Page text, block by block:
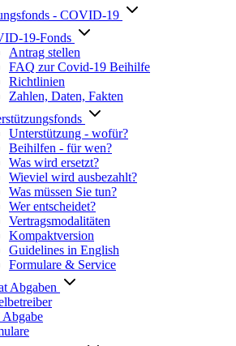
- COVID-19
19-Fonds
Antrag stellen
FAQ zur Covid-19 Beihilfe
Richtlinien
Zahlen, Daten, Fakten
Unterstützung - wofür?
Beihilfen - für wen?
Was wird ersetzt?
Wieviel wird ausbezahlt?
Was müssen Sie tun?
Wer entscheidet?
Vertragsmodalitäten
Kompaktversion
Guidelines in English
Formulare & Service
Abgaben
Abgabe